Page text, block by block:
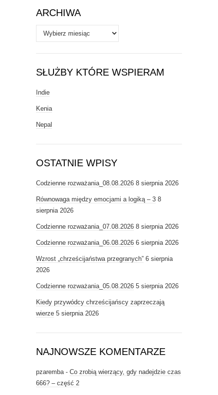
ARCHIWA
Archiwa
SŁUŻBY KTÓRE WSPIERAM
Indie
Kenia
Nepal
OSTATNIE WPISY
Codzienne rozważania_08.08.2026 8 sierpnia 2026
Równowaga między emocjami a logiką – 3 8
sierpnia 2026
Codzienne rozważania_07.08.2026 8 sierpnia 2026
Codzienne rozważania_06.08.2026 6 sierpnia 2026
Wzrost „chrześcijaństwa przegranych” 6 sierpnia
2026
Codzienne rozważania_05.08.2026 5 sierpnia 2026
Kiedy przywódcy chrześcijańscy zaprzeczają
wierze 5 sierpnia 2026
NAJNOWSZE KOMENTARZE
pzaremba- Co zrobią wierzący, gdy nadejdzie czas
666? – część 2